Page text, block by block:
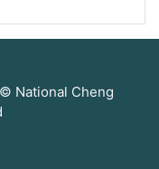
National Cheng